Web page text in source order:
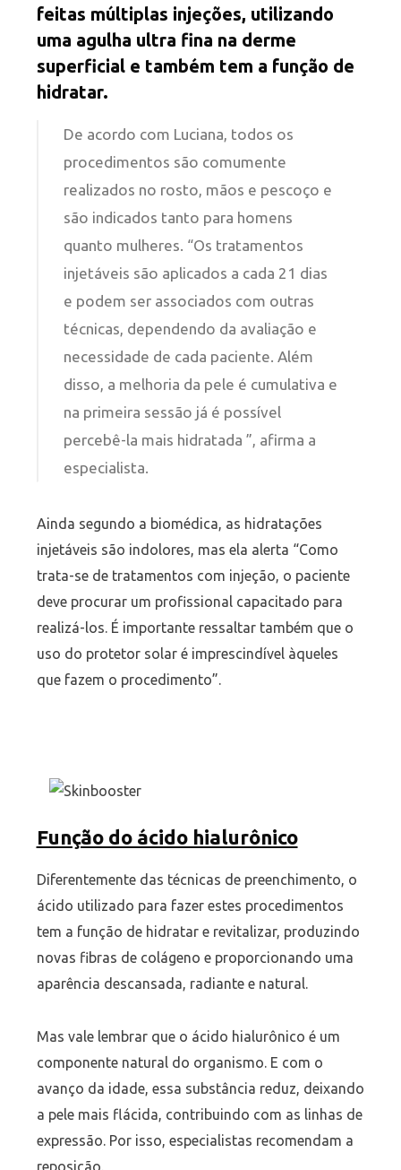
feitas múltiplas injeções, utilizando
uma agulha ultra fina na derme
superficial e também tem a função de
hidratar.
De acordo com Luciana, todos os
procedimentos são comumente
realizados no rosto, mãos e pescoço e
são indicados tanto para homens
quanto mulheres. “Os tratamentos
injetáveis são aplicados a cada 21 dias
e podem ser associados com outras
técnicas, dependendo da avaliação e
necessidade de cada paciente. Além
disso, a melhoria da pele é cumulativa e
na primeira sessão já é possível
percebê-la mais hidratada ”, afirma a
especialista.
Ainda segundo a biomédica, as hidratações
injetáveis são indolores, mas ela alerta “Como
trata-se de tratamentos com injeção, o paciente
deve procurar um profissional capacitado para
realizá-los. É importante ressaltar também que o
uso do protetor solar é imprescindível àqueles
que fazem o procedimento”.
Função do ácido hialurônico
Diferentemente das técnicas de preenchimento, o
ácido utilizado para fazer estes procedimentos
tem a função de hidratar e revitalizar, produzindo
novas fibras de colágeno e proporcionando uma
aparência descansada, radiante e natural.
Mas vale lembrar que o ácido hialurônico é um
componente natural do organismo. E com o
avanço da idade, essa substância reduz, deixando
a pele mais flácida, contribuindo com as linhas de
expressão. Por isso, especialistas recomendam a
reposição.